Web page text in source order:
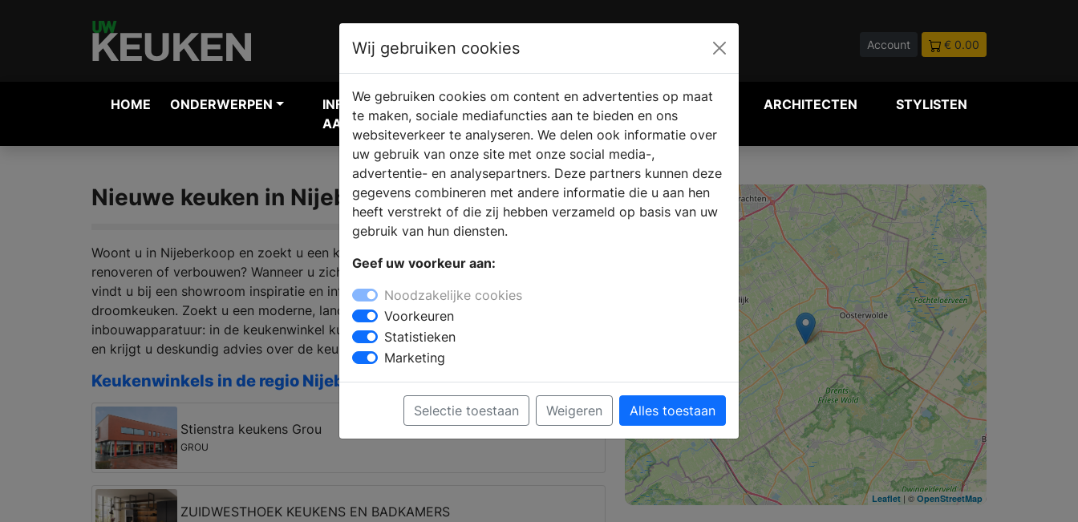
Account € 0.00
HOME ONDERWERPEN
INFORMATIE
AANVRAGEN
VERKOOPLOCATIE
VINDEN
WEBSHOP ARCHITECTEN STYLISTEN
Nieuwe keuken in Nijeberkoop
Woont u in Nijeberkoop en zoekt u een keukenzaak, omdat u de keuken wilt
renoveren of verbouwen? Wanneer u zich oriënteert op een nieuwe keuken, dan
vindt u bij een showroom inspiratie en informatie voor het samenstellen van uw
droomkeuken. Zoekt u een moderne, landelijke, design of houten keuken met
inbouwapparatuur: in de keukenwinkel kunt u kiezen uit verschillende keukenstijlen
en krijgt u deskundig advies over de keukenapparatuur van verschillende merken.
Keukenwinkels in de regio Nijeberkoop
Stienstra keukens Grou
GROU
ZUIDWESTHOEK KEUKENS EN BADKAMERS
+
Leaflet| © OpenStreetMap
Wij gebruiken cookies
We gebruiken cookies om content en advertenties op maat
te maken, sociale mediafuncties aan te bieden en ons
websiteverkeer te analyseren. We delen ook informatie over
uw gebruik van onze site met onze social media-,
advertentie- en analysepartners. Deze partners kunnen deze
gegevens combineren met andere informatie die u aan hen
heeft verstrekt of die zij hebben verzameld op basis van uw
gebruik van hun diensten.
Geef uw voorkeur aan:
Noodzakelijke cookies
Voorkeuren
Statistieken
Marketing
Selectie toestaan Weigeren Alles toestaan